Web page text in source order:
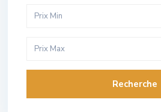
Recherche